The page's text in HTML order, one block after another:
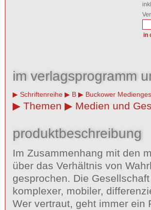
im verlagsprogramm
Schriftenreihe B Buckower
Themen Medien und
produktbeschreibung
Im Zusammenhang mit den
über das Verhältnis von
gesprochen. Die
komplexer, mobiler,
Wer vertraut, geht immer ein